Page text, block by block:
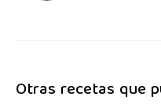
Otras recetas que